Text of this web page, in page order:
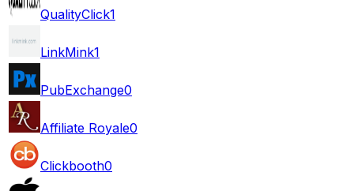
QualityClick1
LinkMink1
PubExchange0
Affiliate Royale0
Clickbooth0